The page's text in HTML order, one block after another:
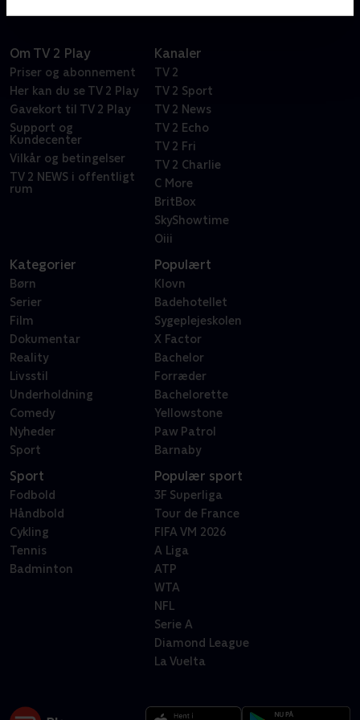
Om TV 2 Play
Priser og abonnement
Her kan du se TV 2 Play
Gavekort til TV 2 Play
Support og
Kundecenter
Vilkår og betingelser
TV 2 NEWS i offentligt
rum
Kanaler
TV 2
TV 2 Sport
TV 2 News
TV 2 Echo
TV 2 Fri
TV 2 Charlie
C More
BritBox
SkyShowtime
Oiii
Kategorier
Børn
Serier
Film
Dokumentar
Reality
Livsstil
Underholdning
Comedy
Nyheder
Sport
Populært
Klovn
Badehotellet
Sygeplejeskolen
X Factor
Bachelor
Forræder
Bachelorette
Yellowstone
Paw Patrol
Barnaby
Sport
Fodbold
Håndbold
Cykling
Tennis
Badminton
Populær sport
3F Superliga
Tour de France
FIFA VM 2026
A Liga
ATP
WTA
NFL
Serie A
Diamond League
La Vuelta